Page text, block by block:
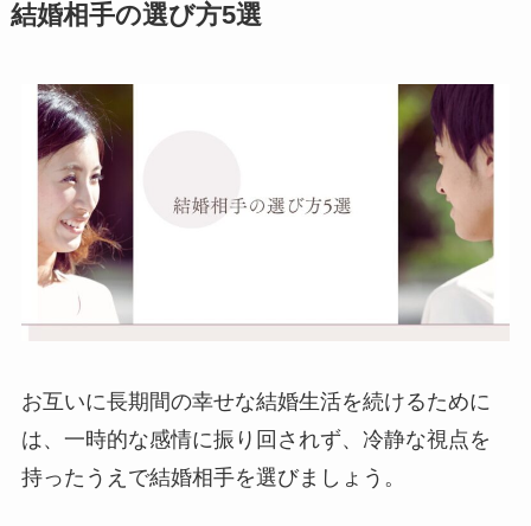
結婚相手の選び方5選
お互いに長期間の幸せな結婚生活を続けるために
は、一時的な感情に振り回されず、冷静な視点を
持ったうえで結婚相手を選びましょう。